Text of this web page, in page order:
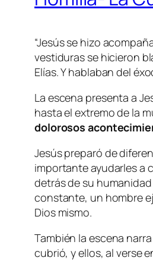
“Jesús se hizo
vestiduras se hicieron
Elías. Y hablaban del
La escena presenta a
hasta el extremo de la
dolorosos
Jesús preparó de
importante ayudarles a
detrás de su
constante, un hombre
Dios mismo.
También la escena
cubrió, y ellos, al verse